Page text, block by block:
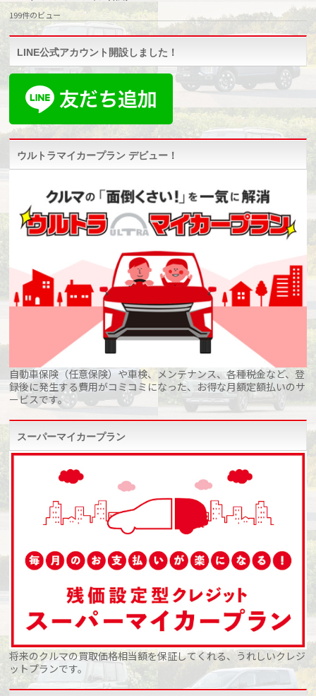
199件のビュー
LINE公式アカウント開設しました！
ウルトラマイカープラン デビュー！
自動車保険（任意保険）や車検、メンテナンス、各種税金など、登
録後に発生する費用がコミコミになった、お得な月額定額払いのサ
ービスです。
スーパーマイカープラン
将来のクルマの買取価格相当額を保証してくれる、うれしいクレジ
ットプランです。